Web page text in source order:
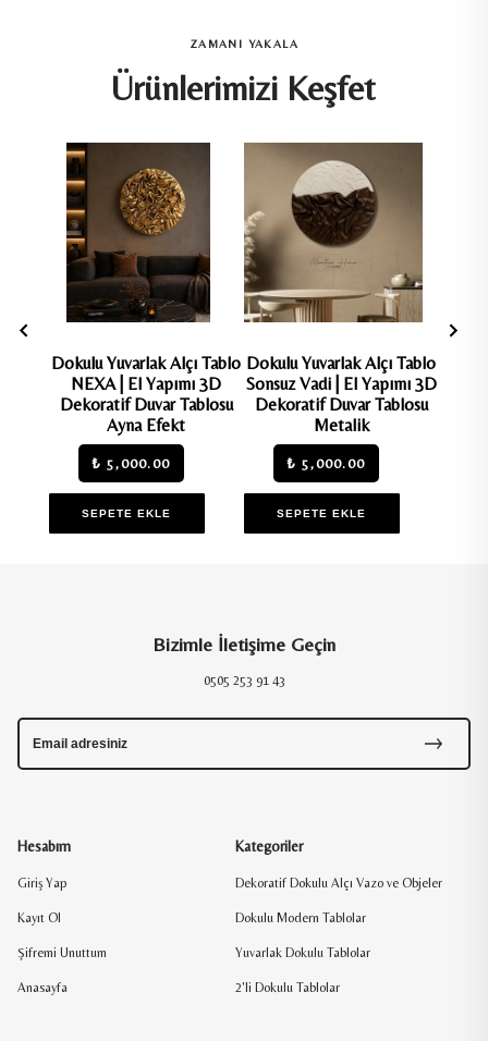
ZAMANI YAKALA
Ürünlerimizi Keşfet
Dokulu Yuvarlak Alçı Tablo
NEXA | El Yapımı 3D
Dekoratif Duvar Tablosu
Ayna Efekt
₺ 5,000.00
SEPETE EKLE
Dokulu Yuvarlak Alçı Tablo
Sonsuz Vadi | El Yapımı 3D
Dekoratif Duvar Tablosu
Metalik
₺ 5,000.00
SEPETE EKLE
Hesabım
Giriş Yap
Kayıt Ol
Şifremi Unuttum
Anasayfa
Kategoriler
Dekoratif Dokulu Alçı Vazo ve Objeler
Dokulu Modern Tablolar
Yuvarlak Dokulu Tablolar
2'li Dokulu Tablolar
Bizimle İletişime Geçin
0505 253 91 43